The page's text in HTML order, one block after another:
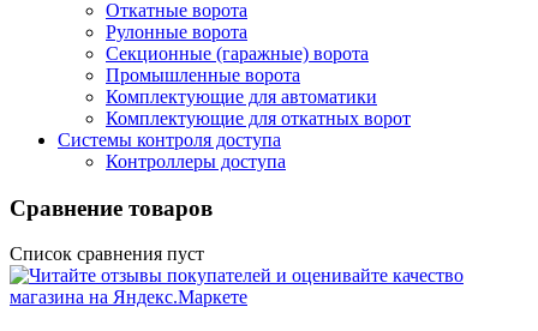
Откатные ворота
Рулонные ворота
Секционные (гаражные) ворота
Промышленные ворота
Комплектующие для автоматики
Комплектующие для откатных ворот
Системы контроля доступа
Контроллеры доступа
Сравнение товаров
Список сравнения пуст